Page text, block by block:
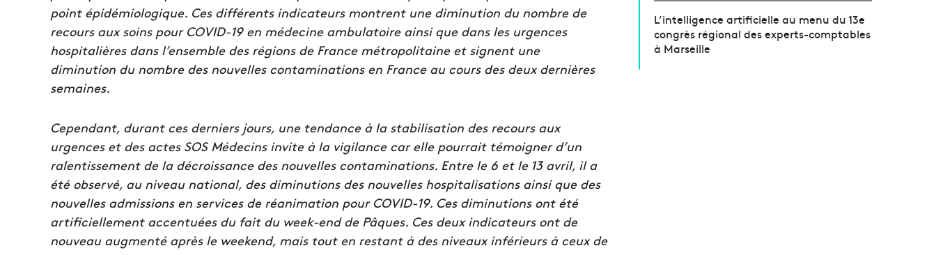
point épidémiologique. Ces différents indicateurs montrent une diminution du nombre de
recours aux soins pour COVID-19 en médecine ambulatoire ainsi que dans les urgences
hospitalières dans l’ensemble des régions de France métropolitaine et signent une
diminution du nombre des nouvelles contaminations en France au cours des deux dernières
semaines.
Cependant, durant ces derniers jours, une tendance à la stabilisation des recours aux
urgences et des actes SOS Médecins invite à la vigilance car elle pourrait témoigner d’un
ralentissement de la décroissance des nouvelles contaminations. Entre le 6 et le 13 avril, il a
été observé, au niveau national, des diminutions des nouvelles hospitalisations ainsi que des
nouvelles admissions en services de réanimation pour COVID-19. Ces diminutions ont été
artificiellement accentuées du fait du week-end de Pâques. Ces deux indicateurs ont de
nouveau augmenté après le weekend, mais tout en restant à des niveaux inférieurs à ceux de
L’intelligence artificielle au menu du 13e
congrès régional des experts-comptables
à Marseille